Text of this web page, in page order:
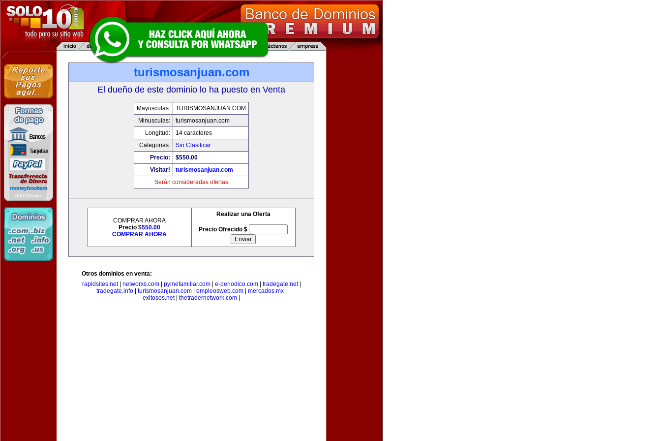
turismosanjuan.com
El dueño de este dominio lo ha puesto en Venta
Mayusculas:
TURISMOSANJUAN.COM
Minusculas:
turismosanjuan.com
Longitud:
14 caracteres
Categorias:
Sin Clasificar
Precio:
$550.00
Visitar!
turismosanjuan.com
Serán consideradas ofertas
COMPRAR AHORA
Precio $550.00
COMPRAR AHORA
Realizar una Oferta
Precio Ofrecido $
Otros dominios en venta:
rapidsites.net| networxs.com| pymefamiliar.com| e-periodico.com| tradegate.net|
tradegate.info| turismosanjuan.com| empleosweb.com| mercados.mx|
exitosos.net| thetradernetwork.com